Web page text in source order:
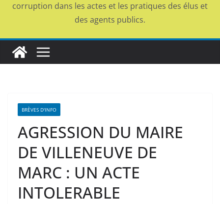
corruption dans les actes et les pratiques des élus et
des agents publics.
BRÈVES D'INFO
AGRESSION DU MAIRE
DE VILLENEUVE DE
MARC : UN ACTE
INTOLERABLE